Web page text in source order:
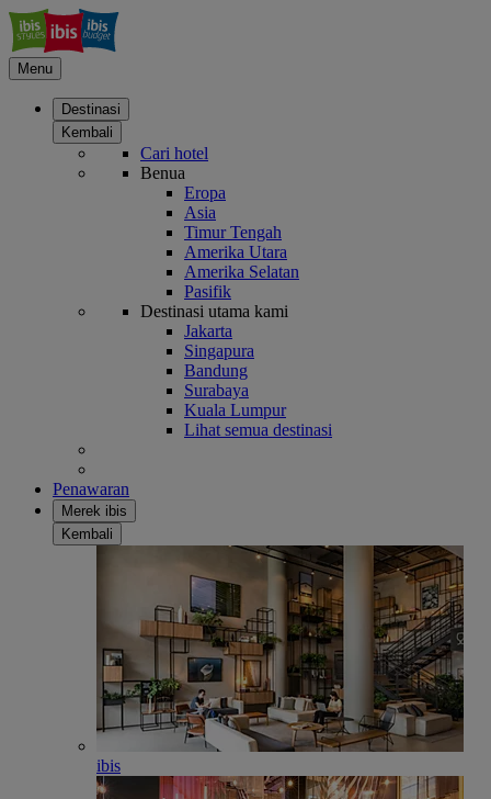
Menu
Destinasi
Kembali
Cari hotel
Benua
Eropa
Asia
Timur Tengah
Amerika Utara
Amerika Selatan
Pasifik
Destinasi utama kami
Jakarta
Singapura
Bandung
Surabaya
Kuala Lumpur
Lihat semua destinasi
Penawaran
Merek ibis
Kembali
ibis